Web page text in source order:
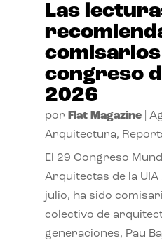
Las
congreso
2026
por Flat Magazine|
Arquitectura,
El 29 Congreso
Arquitectas de la
julio, ha sido
colectivo de
generaciones, Pau